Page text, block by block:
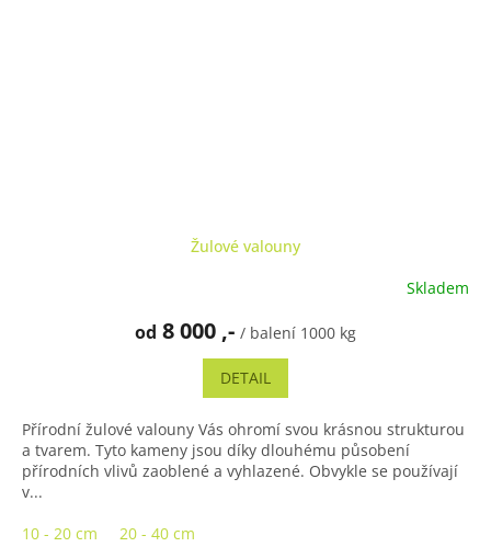
Žulové valouny
hvězdiček.
Skladem
od 8 000 ,- / balení 1000 kg
DETAIL
Přírodní žulové valouny Vás ohromí svou krásnou strukturou
a tvarem. Tyto kameny jsou díky dlouhému působení
přírodních vlivů zaoblené a vyhlazené. Obvykle se používají
v...
10 - 20 cm
20 - 40 cm